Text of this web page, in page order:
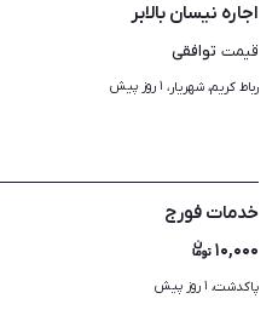
اجاره نیسان بالابر
قیمت توافقی
رباط کریم، شهریار، ۱ روز پیش
خدمات فورج
۱۰,۰۰۰
پاکدشت، ۱ روز پیش